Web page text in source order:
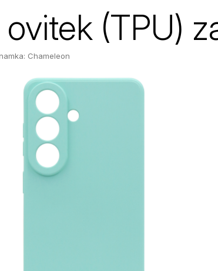
(TPU)
Chameleon